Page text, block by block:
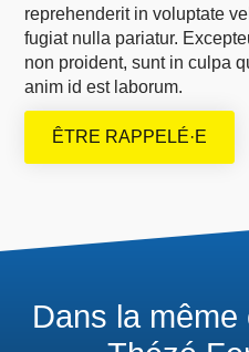
reprehenderit in voluptate
fugiat nulla pariatur.
non proident, sunt in culpa
anim id est laborum.
ÊTRE RAPPELÉ·E
Dans la